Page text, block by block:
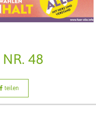
48
teilen